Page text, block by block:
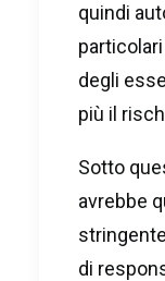
quindi
degli
più il
Sotto
avrebbe
di